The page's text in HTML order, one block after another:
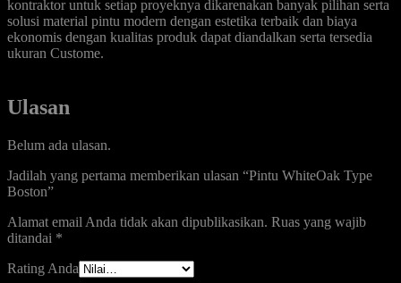
kontraktor untuk setiap proyeknya dikarenakan banyak pilihan serta
solusi material pintu modern dengan estetika terbaik dan biaya
ekonomis dengan kualitas produk dapat diandalkan serta tersedia
ukuran Custome.
Ulasan
Belum ada ulasan.
Jadilah yang pertama memberikan ulasan “Pintu WhiteOak Type
Boston”
Alamat email Anda tidak akan dipublikasikan. Ruas yang wajib
ditandai *
Rating Anda